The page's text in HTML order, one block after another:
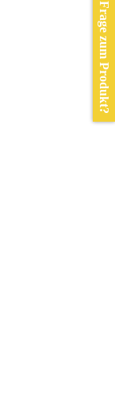
Frage zum Produkt?